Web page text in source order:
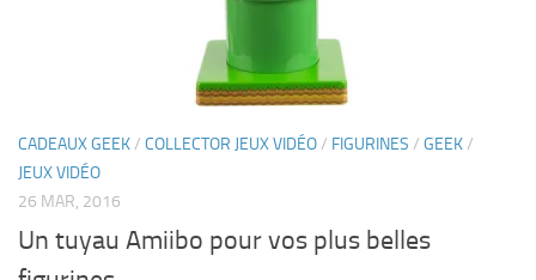
CADEAUX GEEK/ COLLECTOR JEUX VIDÉO/ FIGURINES / GEEK/
JEUX VIDÉO
26 MAR, 2016
Un tuyau Amiibo pour vos plus belles